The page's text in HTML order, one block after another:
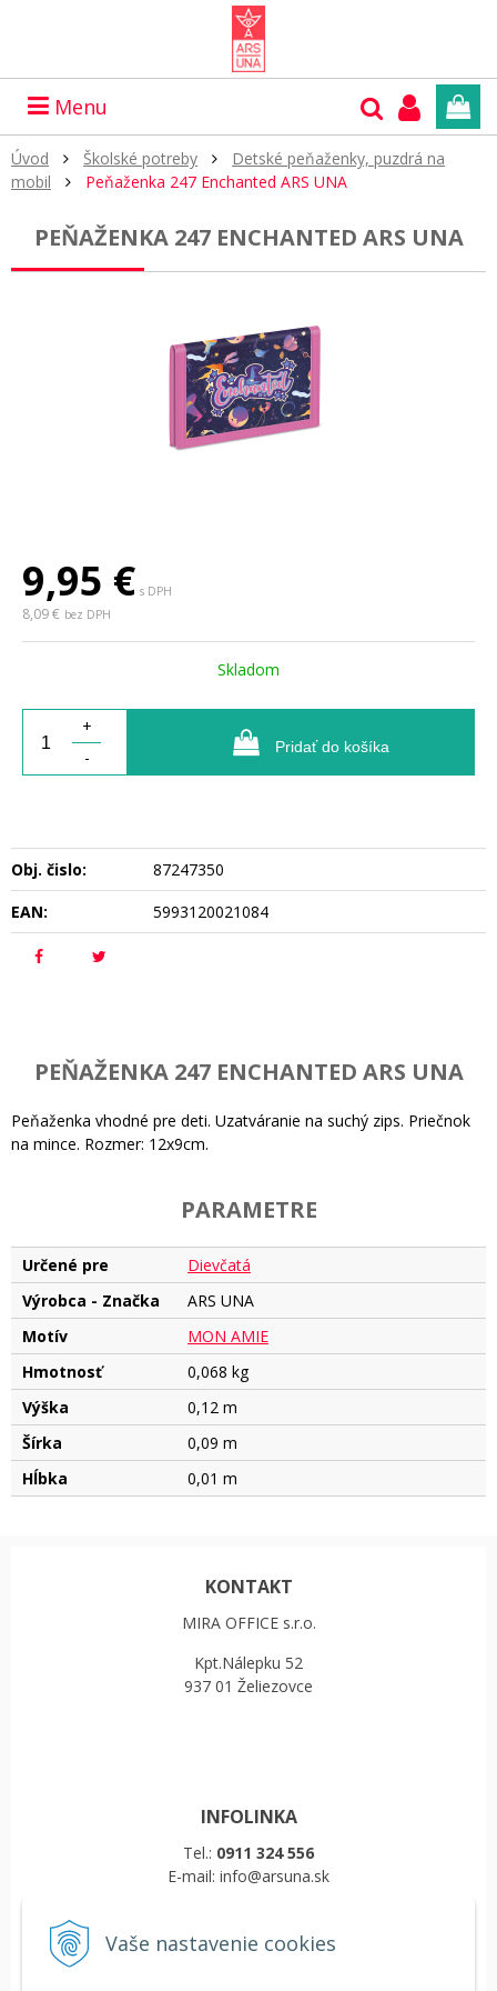
Vaše nastavenie cookies
Menu
Úvod Školské potreby
Detské peňaženky, puzdrá na
mobil
Peňaženka 247 Enchanted ARS UNA
PEŇAŽENKA 247 ENCHANTED ARS UNA
9,95 € s DPH
8,09 € bez DPH
Skladom
+
-
Pridať do košíka
Obj. čislo:
87247350
EAN:
5993120021084
PEŇAŽENKA 247 ENCHANTED ARS UNA
Peňaženka vhodné pre deti. Uzatváranie na suchý zips. Priečnok
na mince. Rozmer: 12x9cm.
PARAMETRE
Určené pre
Dievčatá
Výrobca - Značka
ARS UNA
Motív
MON AMIE
Hmotnosť
0,068 kg
Výška
0,12 m
Šírka
0,09 m
Hĺbka
0,01 m
KONTAKT
MIRA OFFICE s.r.o.
Kpt.Nálepku 52
937 01 Želiezovce
INFOLINKA
Tel.: 0911 324 556
E-mail: info@arsuna.sk
VŠETKO O NÁKUPE